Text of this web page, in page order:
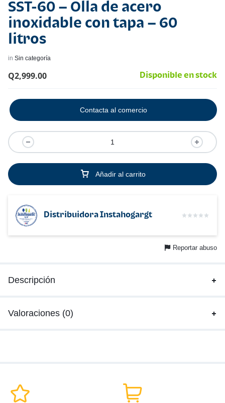
SST-60 – Olla de acero
inoxidable con tapa – 60
litros
in Sin categoría
Q2,999.00 Disponible en stock
Añadir al carrito
Contacta al comercio
Distribuidora Instahogargt
Reportar abuso
Descripción
Valoraciones (0)